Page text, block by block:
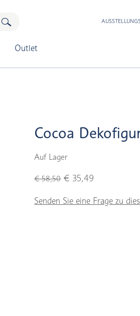
Outlet
Cocoa
Auf Lager
€ 58,50 € 35,49
Senden Sie eine Frage zu